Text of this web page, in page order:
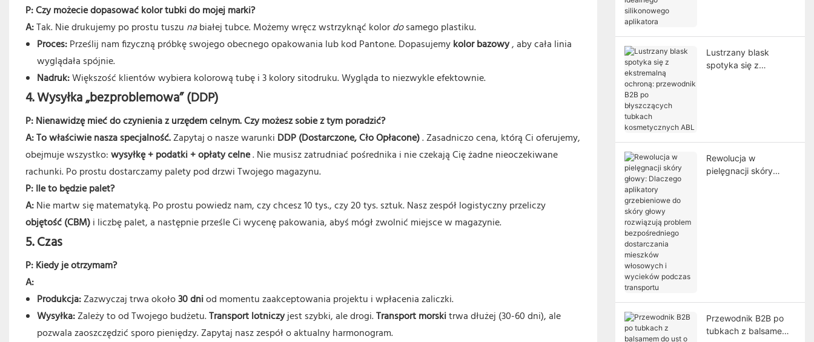
P: Czy możecie dopasować kolor tubki do mojej marki?
A:Tak. Nie drukujemy po prostu tuszu nabiałej tubce. Możemy wręcz wstrzyknąć kolordosamego plastiku.
Proces:Prześlij nam fizyczną próbkę swojego obecnego opakowania lub kod Pantone. Dopasujemykolor bazowy, aby cała linia
wyglądała spójnie.
Nadruk:Większość klientów wybiera kolorową tubę i 3 kolory sitodruku. Wygląda to niezwykle efektownie.
4. Wysyłka „bezproblemowa” (DDP)
P: Nienawidzę mieć do czynienia z urzędem celnym. Czy możesz sobie z tym poradzić?
A:To właściwie nasza specjalność.Zapytaj o nasze warunki DDP (Dostarczone, Cło Opłacone). Zasadniczo cena, którą Ci oferujemy,
obejmuje wszystko:wysyłkę + podatki + opłaty celne. Nie musisz zatrudniać pośrednika i nie czekają Cię żadne nieoczekiwane
rachunki. Po prostu dostarczamy palety pod drzwi Twojego magazynu.
P: Ile to będzie palet?
A:Nie martw się matematyką. Po prostu powiedz nam, czy chcesz 10 tys., czy 20 tys. sztuk. Nasz zespół logistyczny przeliczy
objętość (CBM)i liczbę palet, a następnie prześle Ci wycenę pakowania, abyś mógł zwolnić miejsce w magazynie.
5. Czas
P: Kiedy je otrzymam?
A:
Produkcja:Zazwyczaj trwa około30 dniod momentu zaakceptowania projektu i wpłacenia zaliczki.
Wysyłka:Zależy to od Twojego budżetu.Transport lotniczyjest szybki, ale drogi.Transport morskitrwa dłużej (30-60 dni), ale
pozwala zaoszczędzić sporo pieniędzy. Zapytaj nasz zespół o aktualny harmonogram.
aplikatora
Lustrzany blask
spotyka się z
Rewolucja w
pielęgnacji skóry
Przewodnik B2B po
tubkach z balsamem